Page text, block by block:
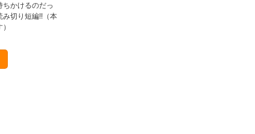
ちかけるのだっ
切り短編!!（本